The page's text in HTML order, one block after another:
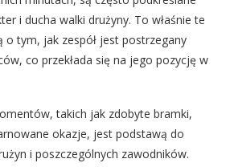
i ducha walki drużyny. To właśnie te
o tym, jak zespół jest postrzegany
co przekłada się na jego pozycję w
takich jak zdobyte bramki,
okazje, jest podstawą do
i poszczególnych zawodników.